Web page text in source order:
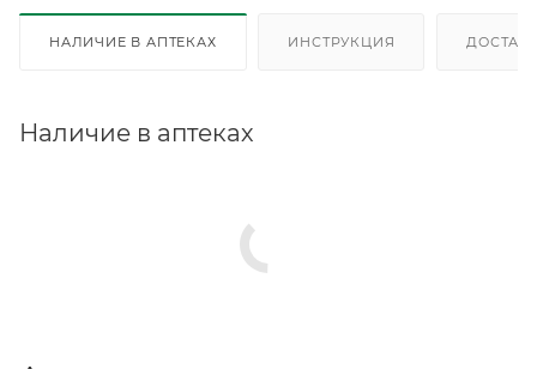
НАЛИЧИЕ В АПТЕКАХ ИНСТРУКЦИЯ
Наличие в аптеках